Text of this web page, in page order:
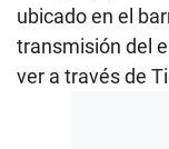
ubicado en el
transmisión del
ver a través de